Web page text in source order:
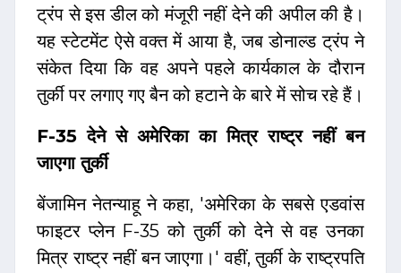
ट्रंप से इस डील को मंजूरी नहीं देने की अपील की है।
यह स्टेटमेंट ऐसे वक्त में आया है, जब डोनाल्ड ट्रंप ने
संकेत दिया कि वह अपने पहले कार्यकाल के दौरान
तुर्की पर लगाए गए बैन को हटाने के बारे में सोच रहे हैं।
F-35 देने से अमेरिका का मित्र राष्ट्र नहीं बन
जाएगा तुर्की
बेंजामिन नेतन्याहू ने कहा, 'अमेरिका के सबसे एडवांस
फाइटर प्लेन F-35 को तुर्की को देने से वह उनका
मित्र राष्ट्र नहीं बन जाएगा।' वहीं, तुर्की के राष्ट्रपति